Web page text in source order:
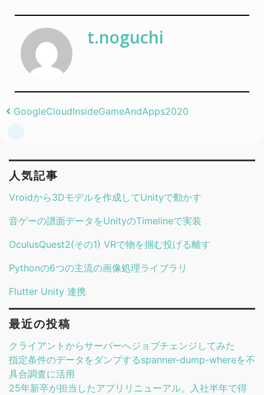
t.noguchi
Post navigation
GoogleCloudInsideGameAndApps2020
人気記事
Vroidから3Dモデルを作成してUnityで動かす
音ゲーの譜面データをUnityのTimelineで実装
OculusQuest2(その1) VRで物を掴む投げる離す
Pythonの6つの主流の画像処理ライブラリ
Flutter Unity 連携
最近の投稿
クライアントからサーバーへジョブチェンジしてみた
指定条件のデータをダンプするspanner-dump-whereを不
具合調査に活用
25年新卒が担当したアプリリニューアル。入社半年で得